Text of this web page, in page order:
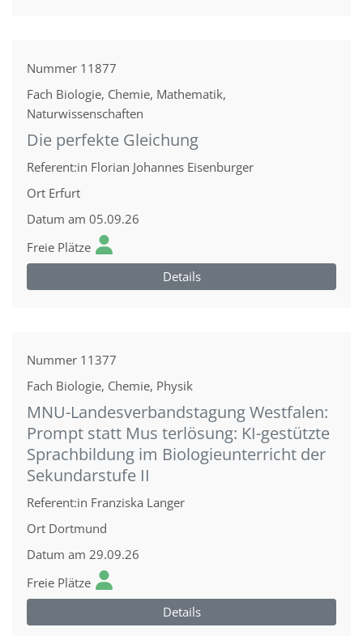
Nummer 11877
Fach Biologie, Chemie, Mathematik,
Naturwissenschaften
Die perfekte Gleichung
Referent:in Florian Johannes Eisenburger
Ort Erfurt
Datum am 05.09.26
Freie Plätze
Details
Nummer 11377
Fach Biologie, Chemie, Physik
MNU-Landesverbandstagung Westfalen:
Prompt statt Mus terlösung: KI-gestützte
Sprachbildung im Biologieunterricht der
Sekundarstufe II
Referent:in Franziska Langer
Ort Dortmund
Datum am 29.09.26
Freie Plätze
Details